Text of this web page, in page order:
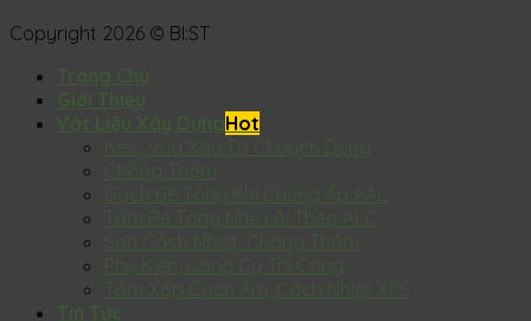
Copyright 2026 © BI:ST
Trang Chủ
Giới Thiệu
Vật Liệu Xây Dựng
Keo, Vữa Xây Tô Chuyên Dụng
Gạch Bê Tông Khí Chưng Áp AAC
Tấm Bê Tông Nhẹ Lõi Thép ALC
Tấm Xốp Cách Âm, Cách Nhiệt XPS